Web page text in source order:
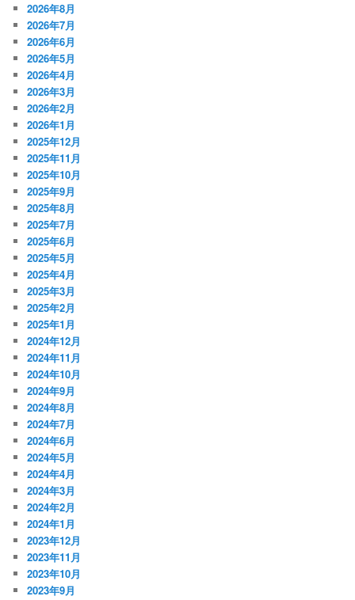
2026年8月
2026年7月
2026年6月
2026年5月
2026年4月
2026年3月
2026年2月
2026年1月
2025年12月
2025年11月
2025年10月
2025年9月
2025年8月
2025年7月
2025年6月
2025年5月
2025年4月
2025年3月
2025年2月
2025年1月
2024年12月
2024年11月
2024年10月
2024年9月
2024年8月
2024年7月
2024年6月
2024年5月
2024年4月
2024年3月
2024年2月
2024年1月
2023年12月
2023年11月
2023年10月
2023年9月